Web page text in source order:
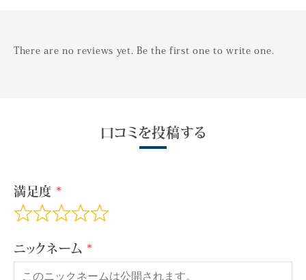
There are no reviews yet. Be the first one to write one.
口コミを投稿する
満足度
ニックネーム